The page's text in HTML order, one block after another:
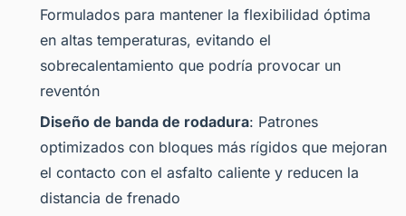
Formulados para mantener la flexibilidad óptima
en altas temperaturas, evitando el
sobrecalentamiento que podría provocar un
reventón
Diseño de banda de rodadura: Patrones
optimizados con bloques más rígidos que mejoran
el contacto con el asfalto caliente y reducen la
distancia de frenado